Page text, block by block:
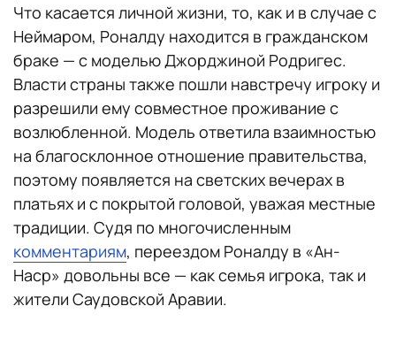
Что касается личной жизни, то, как и в случае с
Неймаром, Роналду находится в гражданском
браке — с моделью Джорджиной Родригес.
Власти страны также пошли навстречу игроку и
разрешили ему совместное проживание с
возлюбленной. Модель ответила взаимностью
на благосклонное отношение правительства,
поэтому появляется на светских вечерах в
платьях и с покрытой головой, уважая местные
традиции. Судя по многочисленным
комментариям, переездом Роналду в «Ан-
Наср» довольны все — как семья игрока, так и
жители Саудовской Аравии.